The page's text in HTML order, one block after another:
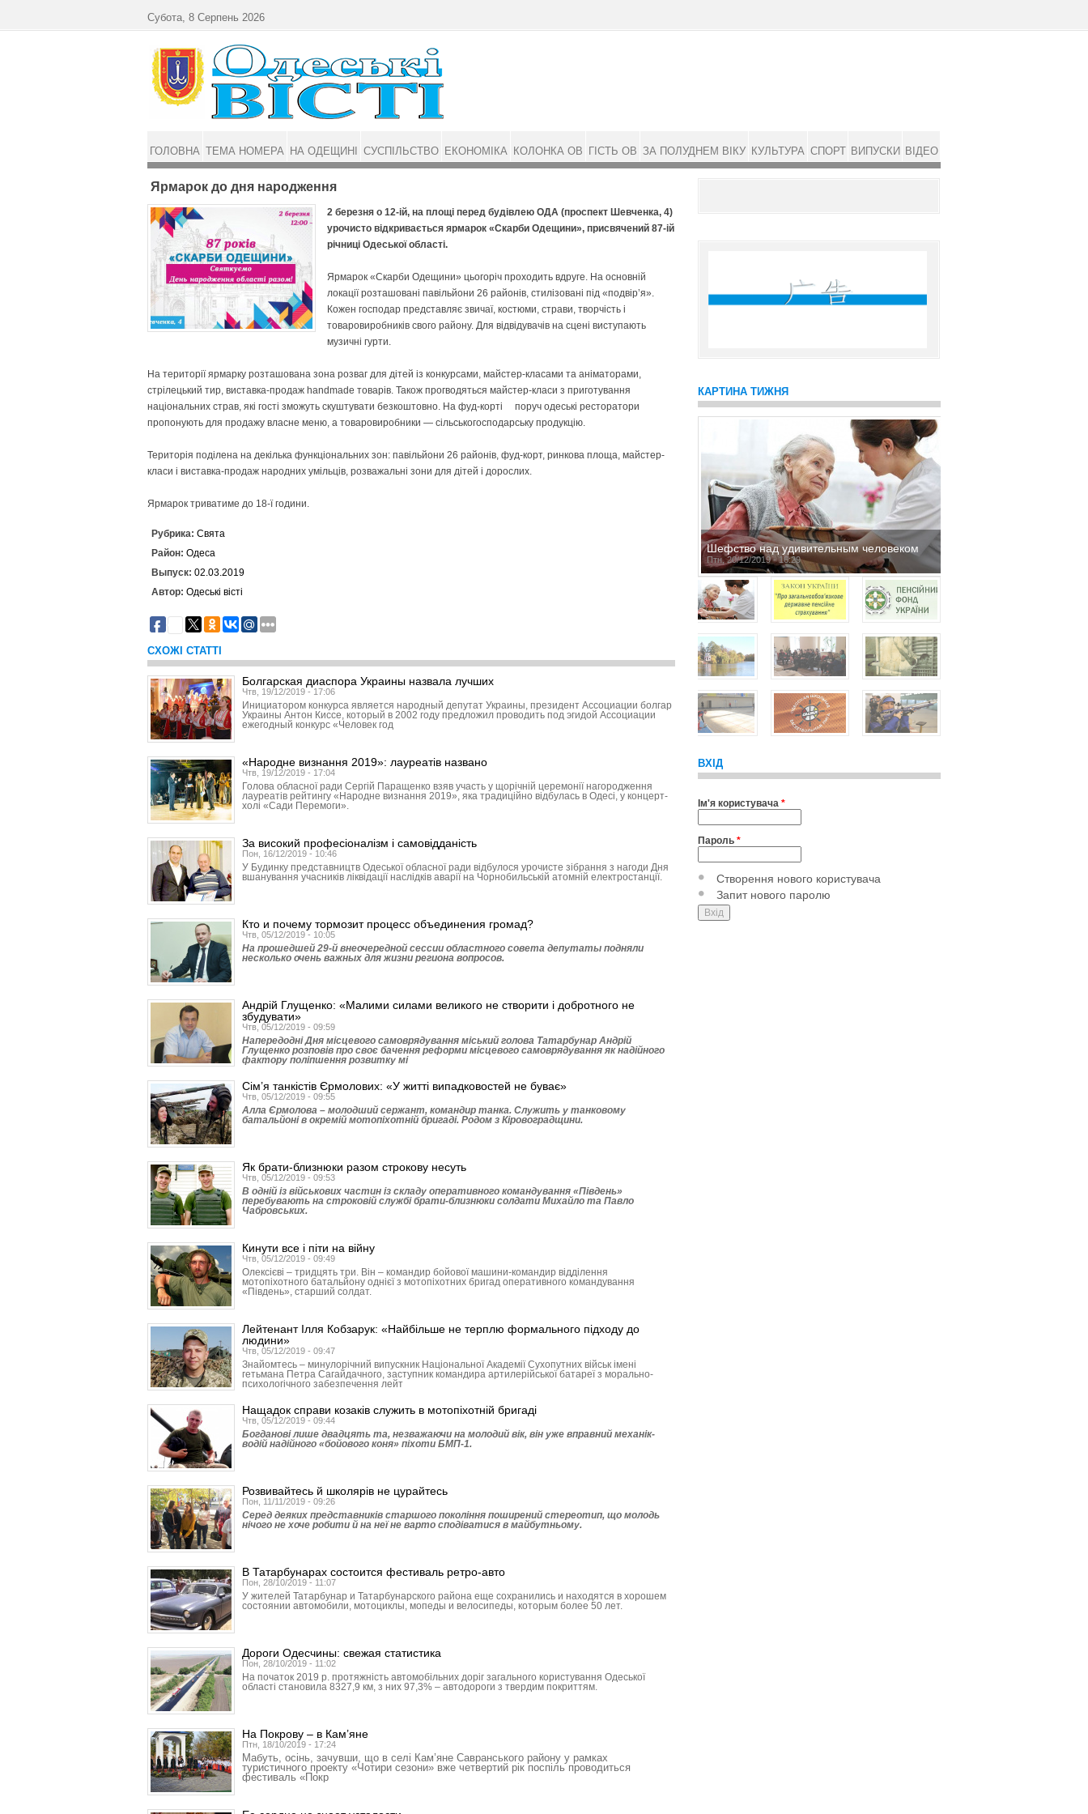
Ярмарок до дня народження
2 березня о 12-ій, на площі перед будівлею ОДА (проспект Шевченка, 4)
урочисто відкривається ярмарок «Скарби Одещини», присвячений 87-ій
річниці Одеської області.
Ярмарок «Скарби Оде­щини» цьогоріч проходить вдруге. На основній
локації розташовані павільйони 26 районів, стилізовані під «подвір’я».
Кожен господар представляє звичаї, костюми, страви, творчість і
товаровиробників свого району. Для відвідувачів на сцені виступають
музичні гурти.
На території ярмарку розташована зона розваг для дітей із конкурсами, майстер-класами та аніматорами,
стрілецький тир, виставка-продаж handmade товарів. Також прогводяться майстер-класи з приготування
національних страв, які гості зможуть скуштувати безкоштовно. На фуд-корті поруч одеські ресторатори
пропонують для продажу власне меню, а товаровиробники — сільськогосподарську продукцію.
Територія поділена на декілька функціональних зон: павільйони 26 районів, фуд-корт, ринкова площа, майстер-
класи і виставка-продаж народних умільців, розважальні зони для дітей і дорослих.
Ярмарок триватиме до 18-ї години.
Рубрика: Свята
Район: Одеса
Выпуск: 02.03.2019
Автор: Одеські вісті
СХОЖІ СТАТТІ
Болгарская диаспора Украины назвала лучших
Чтв, 19/12/2019 - 17:06
Инициатором конкурса является народный депутат Украины, президент Ассоциации болгар
Украины Антон Киссе, который в 2002 году предложил проводить под эгидой Ассоциации
ежегодный конкурс «Человек год
«Народне визнання 2019»: лауреатів названо
Чтв, 19/12/2019 - 17:04
Голова обласної ради Сергій Паращенко взяв участь у щорічній церемонії нагородження
лауреатів рейтингу «Народне визнання 2019», яка традиційно відбулась в Одесі, у концерт-
холі «Сади Перемоги».
За високий професіоналізм і самовідданість
Пон, 16/12/2019 - 10:46
У Будинку представництв Одеської обласної ради відбулося урочисте зібрання з нагоди Дня
вшанування учасників ліквідації наслідків аварії на Чорнобильській атомній електростанції.
Кто и почему тормозит процесс объединения громад?
Чтв, 05/12/2019 - 10:05
На прошедшей 29-й внеочередной сессии областного совета депутаты подняли
несколько очень важных для жизни региона вопросов.
Андрій Глущенко: «Малими силами великого не створити і добротного не
збудувати»
Чтв, 05/12/2019 - 09:59
Напередодні Дня місцевого самоврядування міський голова Татарбунар Андрій
Глущенко розповів про своє бачення реформи місцевого самоврядування як надійного
фактору поліпшення розвитку мі
Сім’я танкістів Єрмолових: «У житті випадковостей не буває»
Чтв, 05/12/2019 - 09:55
Алла Єрмолова – молодший сержант, командир танка. Служить у танковому
батальйоні в окремій мотопіхотній бригаді. Родом з Кіровоградщини.
Як брати-близнюки разом строкову несуть
Чтв, 05/12/2019 - 09:53
В одній із військових частин із складу оперативного командування «Південь»
перебувають на строковій службі брати-близнюки солдати Михайло та Павло
Чабровських.
Кинути все і піти на війну
Чтв, 05/12/2019 - 09:49
Олексієві – тридцять три. Він – командир бойової машини-командир відділення
мотопіхотного батальйону однієї з мотопіхотних бригад оперативного командування
«Південь», старший солдат.
Лейтенант Ілля Кобзарук: «Найбільше не терплю формального підходу до
людини»
Чтв, 05/12/2019 - 09:47
Знайомтесь – минулорічний випускник Національної Академії Сухопутних військ імені
гетьмана Петра Сагайдачного, заступник командира артилерійської батареї з морально-
психологічного забезпечення лейт
Нащадок справи козаків служить в мотопіхотній бригаді
Чтв, 05/12/2019 - 09:44
Богданові лише двадцять та, незважаючи на молодий вік, він уже вправний механік-
водій надійного «бойового коня» піхоти БМП-1.
Розвивайтесь й школярів не цурайтесь
Пон, 11/11/2019 - 09:26
Серед деяких представників старшого покоління поширений стереотип, що молодь
нічого не хоче робити й на неї не варто сподіватися в майбутньому.
В Татарбунарах состоится фестиваль ретро-авто
Пон, 28/10/2019 - 11:07
У жителей Татар­бунар и Татарбу­нар­ского района еще сохранились и находятся в хорошем
состоянии автомобили, мотоциклы, мопеды и велосипеды, которым более 50 лет.
Дороги Одесчины: свежая статистика
Пон, 28/10/2019 - 11:02
На початок 2019 р. протяжність автомобільних доріг загального користування Одеської
області становила 8327,9 км, з них 97,3% – автодороги з твердим покриттям.
На Покрову – в Кам’яне
Птн, 18/10/2019 - 17:24
Мабуть, осінь, зачувши, що в селі Кам’яне Савранського ра­йону у рамках
туристичного проекту «Чотири сезони» вже четвертий рік поспіль проводиться
фестиваль «Покр
КАРТИНА ТИЖНЯ
Шефство над удивительным человеком
Птн, 20/12/2019 - 16:29
ВХІД
Ім'я користувача *
Пароль *
Створення нового користувача
Запит нового паролю
Субота, 8 Серпень 2026
ГОЛОВНА ТЕМА НОМЕРА НА ОДЕЩИНІ СУСПІЛЬСТВО ЕКОНОМІКА КОЛОНКА ОВ ГІСТЬ ОВ ЗА ПОЛУДНЕМ ВІКУ КУЛЬТУРА СПОРТ ВИПУСКИ ВІДЕО